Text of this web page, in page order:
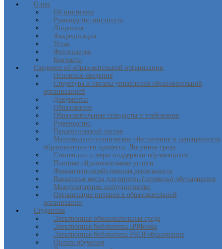
О нас
Об институте
Руководство института
Лицензия
Аккредитация
Устав
Фотогалерея
Контакты
Сведения об образовательной организации
Основные сведения
Структура и органы управления образовательной
организацией
Документы
Образование
Образовательные стандарты и требования
Руководство
Педагогический состав
Материально-техническое обеспечение и оснащенность
образовательного процесса. Досупная среда
Стипендии и меры поддержки обучающихся
Платные образовательные услуги
Финансово-хозяйственная деятельность
Вакантные места для приема (перевода) обучающихся
Международное сотрудничество
Организация питания в образовательной
организации
Студентам
Электронная образовательная среда
Электронная библиотека IPRbooks
Электронная библиотека PROFобразование
Оплата обучения